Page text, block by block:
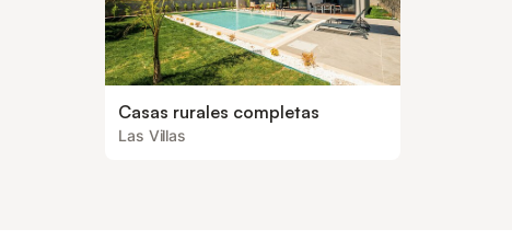
Casas rurales completas
Las Villas